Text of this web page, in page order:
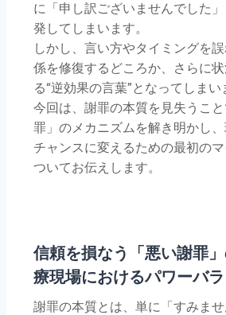
に「申し訳ございませんでした
発してしまいます。
しかし、言い方やタイミングを
係を修復するどころか、さらに
る“逆効果の言葉”となってしまい
今回は、謝罪の本質を見失うこ
罪」のメカニズムを解き明かし
チャンスに変えるための最初の
ついてお伝えします。
信頼を損なう「悪い謝罪
療現場におけるパワーバ
謝罪の本質とは、単に「すみま